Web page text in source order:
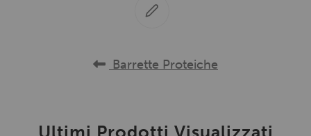
Barrette Proteiche